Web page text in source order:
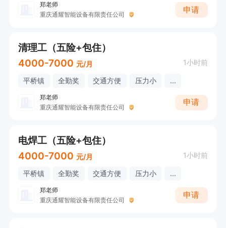
郑老师
重庆通耀智能设备有限责任公司
申请
清理工（五险+包住）
4000-7000 元/月 1小时前
平桥镇 全勤奖 交通方便 压力小 ...
郑老师
重庆通耀智能设备有限责任公司
申请
电焊工（五险+包住）
4000-7000 元/月 1小时前
平桥镇 全勤奖 交通方便 压力小 ...
郑老师
重庆通耀智能设备有限责任公司
申请